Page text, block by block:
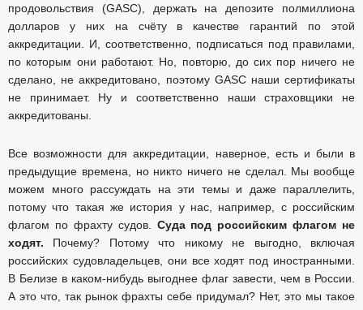
продовольствия (GASC), держать на депозите полмиллиона
долларов у них на счёту в качестве гарантий по этой
аккредитации. И, соответственно, подписаться под правилами,
по которым они работают. Но, повторю, до сих пор ничего не
сделано, не аккредитовано, поэтому GASC наши сертификаты
не принимает. Ну и соответственно наши страховщики не
аккредитованы.
Все возможности для аккредитации, наверное, есть и были в
предыдущие времена, но никто ничего не сделал. Мы вообще
можем много рассуждать на эти темы и даже параллелить,
потому что такая же история у нас, например, с российским
флагом по фрахту судов. Суда под российским флагом не
ходят. Почему? Потому что никому не выгодно, включая
российских судовладельцев, они все ходят под иностранными.
В Белизе в каком-нибудь выгоднее флаг завести, чем в России.
А это что, так рынок фрахты себе придумал? Нет, это мы такое